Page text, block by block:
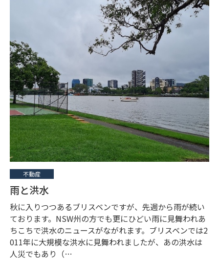
不動産
雨と洪水
秋に入りつつあるブリスベンですが、先週から雨が続い
ております。NSW州の方でも更にひどい雨に見舞われあ
ちこちで洪水のニュースがながれます。ブリスベンでは2
011年に大規模な洪水に見舞われましたが、あの洪水は
人災でもあり（…